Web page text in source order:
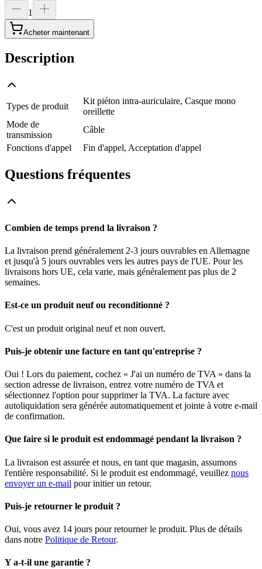
1
Acheter maintenant
Description
Types de produit
Kit piéton intra-auriculaire, Casque mono
oreillette
Mode de
transmission
Câble
Fonctions d'appel
Fin d'appel, Acceptation d'appel
Questions fréquentes
Combien de temps prend la livraison ?
La livraison prend généralement 2-3 jours ouvrables en Allemagne
et jusqu'à 5 jours ouvrables vers les autres pays de l'UE. Pour les
livraisons hors UE, cela varie, mais généralement pas plus de 2
semaines.
Est-ce un produit neuf ou reconditionné ?
C'est un produit original neuf et non ouvert.
Puis-je obtenir une facture en tant qu'entreprise ?
Oui ! Lors du paiement, cochez « J'ai un numéro de TVA » dans la
section adresse de livraison, entrez votre numéro de TVA et
sélectionnez l'option pour supprimer la TVA. La facture avec
autoliquidation sera générée automatiquement et jointe à votre e-mail
de confirmation.
Que faire si le produit est endommagé pendant la livraison ?
La livraison est assurée et nous, en tant que magasin, assumons
l'entière responsabilité. Si le produit est endommagé, veuillez nous
envoyer un e-mail pour initier un retour.
Puis-je retourner le produit ?
Oui, vous avez 14 jours pour retourner le produit. Plus de détails
dans notre Politique de Retour.
Y a-t-il une garantie ?